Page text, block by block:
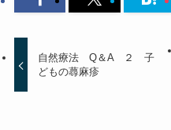
自然療法 Q＆A ２ 子
どもの蕁麻疹